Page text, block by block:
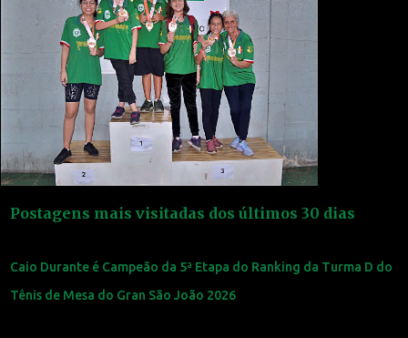
Postagens mais visitadas dos últimos 30 dias
Caio Durante é Campeão da 5ª Etapa do Ranking da Turma D do
Tênis de Mesa do Gran São João 2026